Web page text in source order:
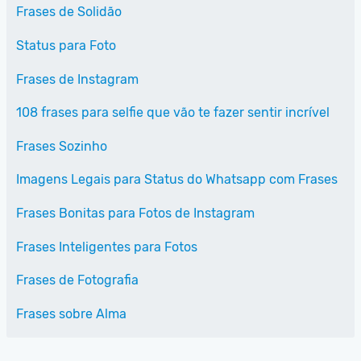
Frases de Solidão
Status para Foto
Frases de Instagram
108 frases para selfie que vão te fazer sentir incrível
Frases Sozinho
Imagens Legais para Status do Whatsapp com Frases
Frases Bonitas para Fotos de Instagram
Frases Inteligentes para Fotos
Frases de Fotografia
Frases sobre Alma